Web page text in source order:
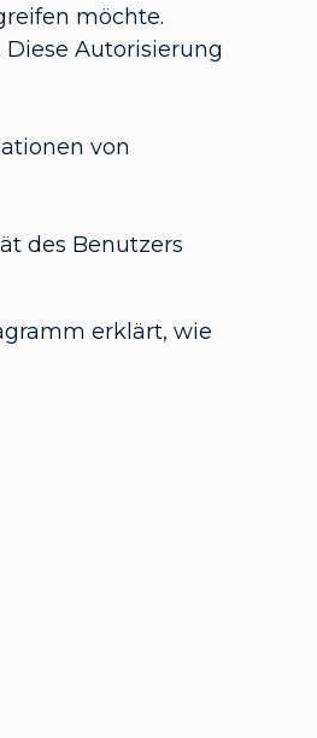
möchte.
Autorisierung
von
des Benutzers
erklärt, wie